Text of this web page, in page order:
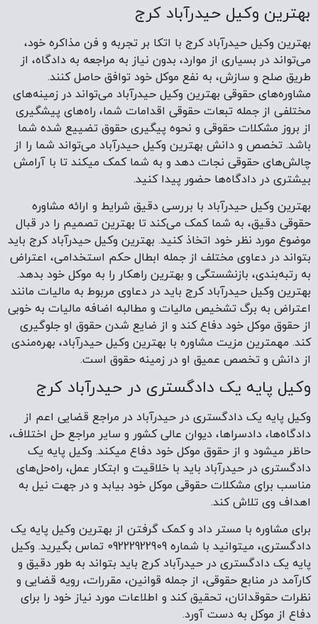
بهترین وکیل حیدرآباد کرج
بهترین وکیل حیدرآباد کرج با اتکا بر تجربه و فن مذاکره خود،
می‌تواند در بسیاری از موارد، بدون نیاز به مراجعه به دادگاه، از
طریق صلح و سازش، به نفع موکل خود توافق حاصل کنند.
مشاوره‌های حقوقی بهترین وکیل حیدرآباد می‌تواند در زمینه‌های
مختلفی از جمله تبعات حقوقی اقدامات شما، راه‌های پیشگیری
از بروز مشکلات حقوقی و نحوه پیگیری حقوق تضییع شده شما
باشد. تخصص و دانش بهترین وکیل حیدرآباد می‌تواند شما را از
چالش‌های حقوقی نجات دهد و به شما کمک میکند تا با آرامش
بیشتری در دادگاه‌ها حضور پیدا کنید.
بهترین وکیل حیدرآباد با بررسی دقیق شرایط و ارائه مشاوره
حقوقی دقیق، به شما کمک می‌کند تا بهترین تصمیم را در قبال
موضوع مورد نظر خود اتخاذ کنید. بهترین وکیل حیدرآباد کرج باید
بتواند در دعاوی مختلف از جمله ابطال حکم استخدامی، اعتراض
به رتبه‌بندی، بازنشستگی و بهترین راهکار را به موکل خود بدهد.
بهترین وکیل حیدرآباد کرج باید در دعاوی مربوط به مالیات مانند
اعتراض به برگ تشخیص مالیات و مطالبه اضافه مالیات به خوبی
از حقوق موکل خود دفاع کند و از ضایع شدن حقوق او جلوگیری
کند. مهمترین مزیت مشاوره با بهترین وکیل حیدرآباد، بهره‌مندی
از دانش و تخصص عمیق او در زمینه حقوق است.
وکیل پایه یک دادگستری در حیدرآباد کرج
وکیل پایه یک دادگستری در حیدرآباد در مراجع قضایی اعم از
دادگاه‌ها، دادسراها، دیوان عالی کشور و سایر مراجع حل اختلاف،
حاظر میشود و از حقوق موکل خود دفاع میکند. وکیل پایه یک
دادگستری در حیدرآباد باید با خلاقیت و ابتکار عمل، راه‌حل‌های
مناسب برای مشکلات حقوقی موکل خود بیابد و در جهت نیل به
اهداف وی تلاش کند.
برای مشاوره با مستر داد و کمک گرفتن از بهترین وکیل پایه یک
دادگستری، میتوانید با شماره 09222922909 تماس بگیرید. وکیل
پایه یک دادگستری در حیدرآباد کرج باید بتواند به طور دقیق و
کارآمد در منابع حقوقی، از جمله قوانین، مقررات، رویه قضایی و
نظرات حقوقدانان، تحقیق کند و اطلاعات مورد نیاز خود را برای
دفاع از موکل به دست آورد.